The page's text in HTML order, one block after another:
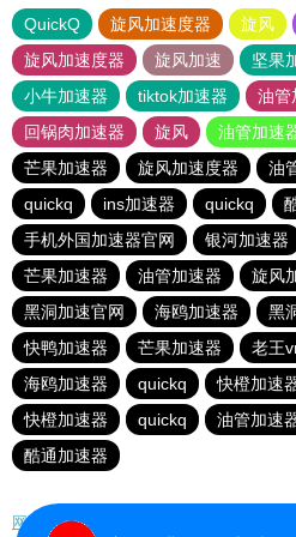
QuickQ 旋风加速度器 旋风
旋风加速度器
旋风加速 坚果
小牛加速器
tiktok加速器 油管
回锅肉加速器
旋风 油管加速
芒果加速器
旋风加速度器 油
quickq
ins加速器 quickq
手机外国加速器官网
银河加速器
芒果加速器
油管加速器 旋风
黑洞加速官网
海鸥加速器 黑
快鸭加速器
芒果加速器 老王
海鸥加速器
quickq 快橙加速
快橙加速器
quickq 油管加速
酷通加速器
网站地图